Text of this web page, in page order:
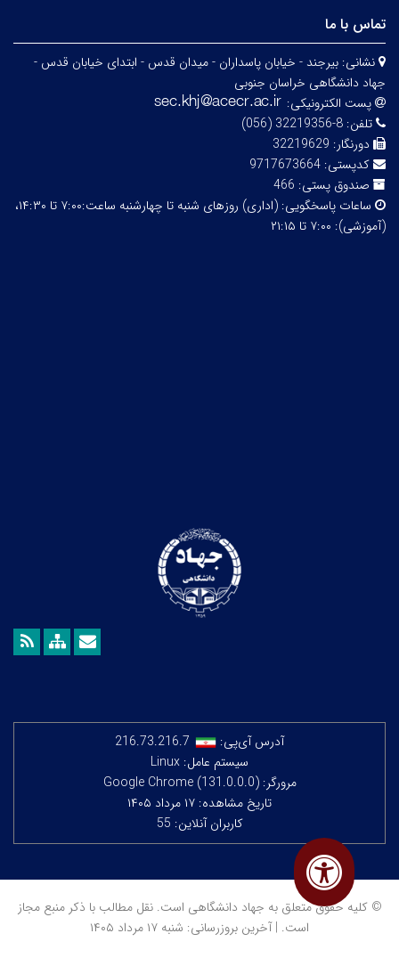
تماس با ما
نشانی: بیرجند - خیابان پاسداران - میدان قدس - ابتدای خیابان قدس -
جهاد دانشگاهی خراسان جنوبی
پست الکترونیکی:
تلفن: 8-32219356 (056)
دورنگار: 32219629
کدپستی: 9717673664
صندوق پستی: 466
ساعات پاسخگویی:
(اداری) روزهای شنبه تا چهارشنبه ساعت:۷:۰۰ تا ۱۴:۳۰،
(آموزشی): ۷:۰۰ تا ۲۱:۱۵
آدرس آی‌پی:
216.73.216.7
سیستم عامل: Linux
مرورگر: Google Chrome (131.0.0.0)
تاریخ مشاهده: ۱۷ مرداد ۱۴۰۵
کاربران آنلاین: 55
© کلیه حقوق متعلق به جهاد دانشگاهی است. نقل مطالب با ذکر منبع مجاز
است. | آخرین بروزرسانی: شنبه ۱۷ مرداد ۱۴۰۵